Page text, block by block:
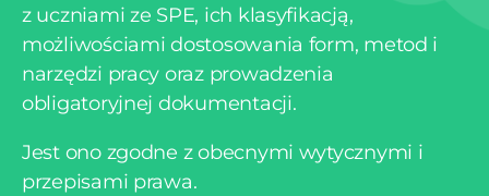
z uczniami ze SPE, ich klasyfikacją,
możliwościami dostosowania form, metod i
narzędzi pracy oraz prowadzenia
obligatoryjnej dokumentacji.
Jest ono zgodne z obecnymi wytycznymi i
przepisami prawa.